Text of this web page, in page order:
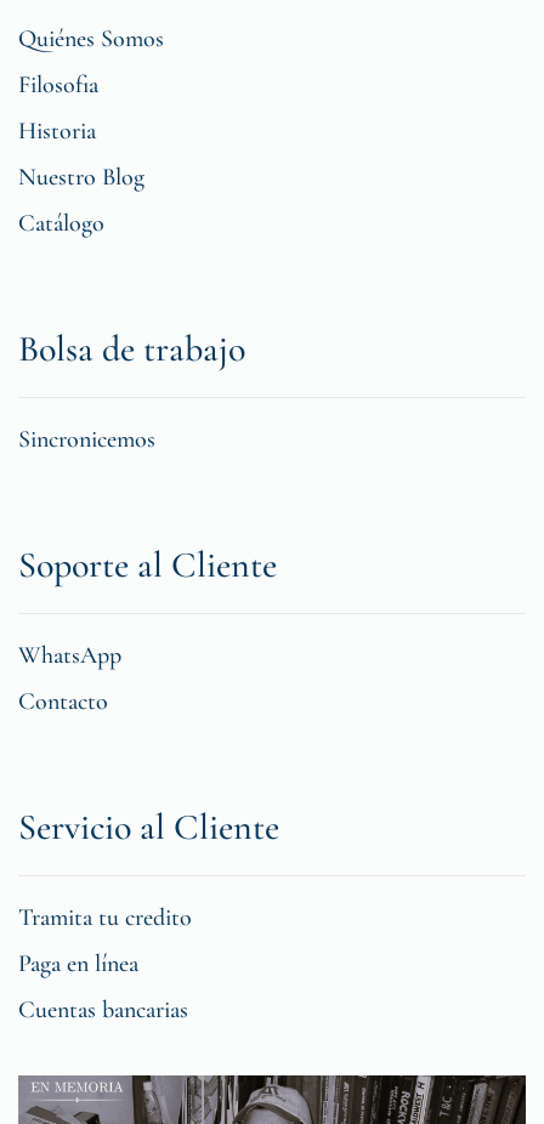
Quiénes Somos
Filosofia
Historia
Nuestro Blog
Catálogo
Bolsa de trabajo
Sincronicemos
Soporte al Cliente
WhatsApp
Contacto
Servicio al Cliente
Tramita tu credito
Paga en línea
Cuentas bancarias